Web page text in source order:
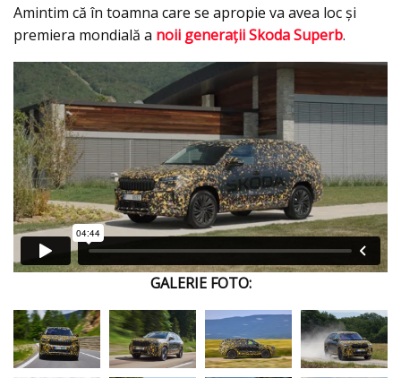
Amintim că în toamna care se apropie va avea loc şi
premiera mondială a noii generații Skoda Superb.
GALERIE FOTO: